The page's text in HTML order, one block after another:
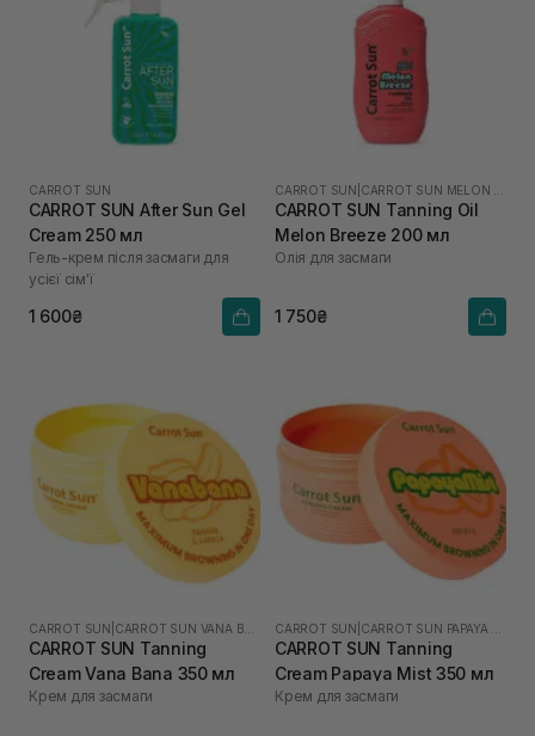
CARROT SUN
CARROT SUN After Sun Gel
Cream 250 мл
Гель-крем після засмаги для
усієї сім'ї
1 600₴
CARROT SUN
CARROT SUN Tanning Oil
Melon Breeze 200 мл
Олія для засмаги
1 750₴
CARROT SUN
CARROT SUN Tanning
Cream Vana Bana 350 мл
Крем для засмаги
CARROT SUN
CARROT SUN Tanning
Cream Papaya Mist 350 мл
Крем для засмаги